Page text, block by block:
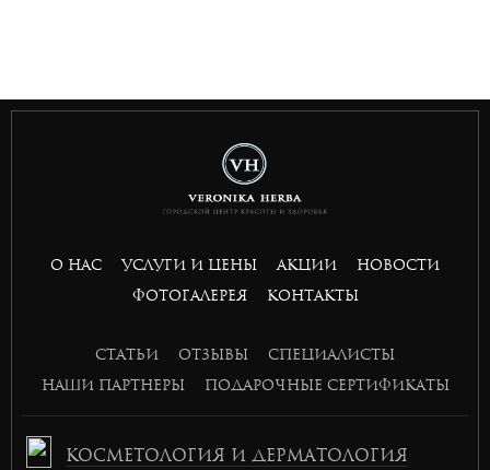
bandar slot gacor
toto 4d
basket168
О НАС УСЛУГИ И ЦЕНЫ АКЦИИ
НОВОСТИ
ФОТОГАЛЕРЕЯ
КОНТАКТЫ
СТАТЬИ ОТЗЫВЫ
СПЕЦИАЛИСТЫ
НАШИ ПАРТНЕРЫ
ПОДАРОЧНЫЕ СЕРТИФИКАТЫ
КОСМЕТОЛОГИЯ И ДЕРМАТОЛОГИЯ